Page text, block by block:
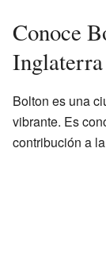
Conoce
Inglaterra
Bolton es una
vibrante. Es
contribución a